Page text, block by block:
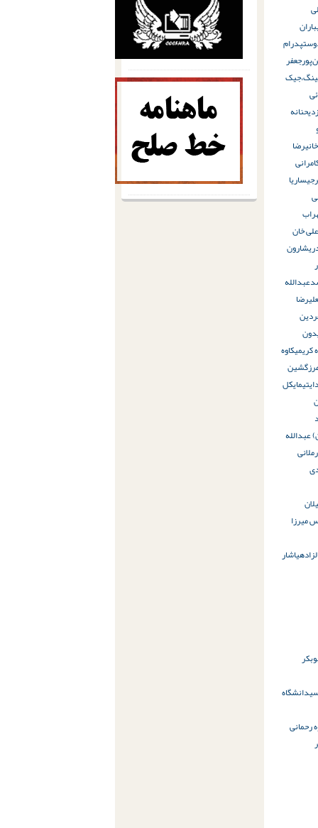
باران
پدرام
جعفر
جیک
حنانه
رضا
ساریا
خان
شارون
عبدالله
علیرضا
کریمیکاوه
گشین
مایکل
عبدالله‌
ملانی
میرزا
یاشار
دانشگاه
رحمانی‌